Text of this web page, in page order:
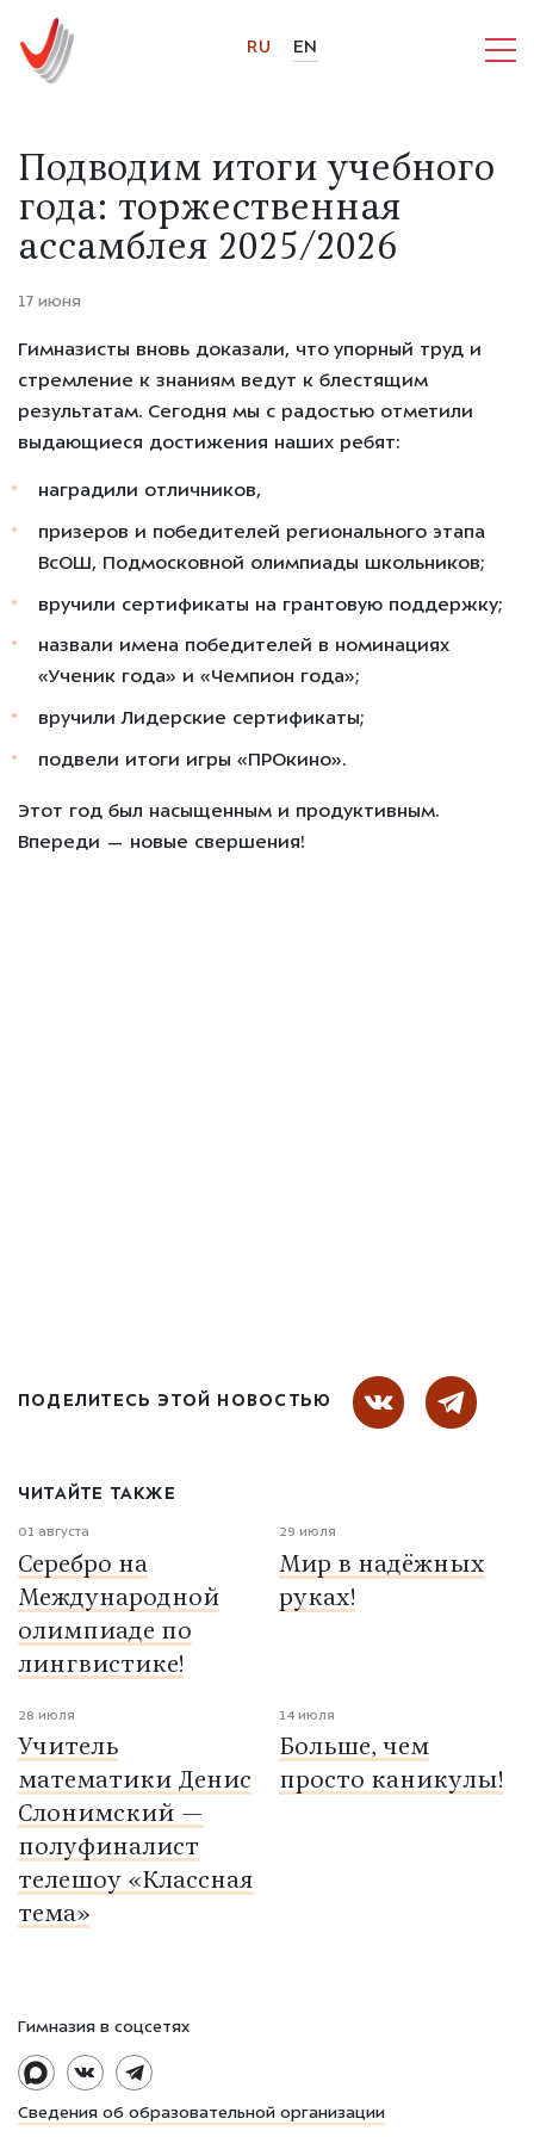
RU EN
Подводим итоги учебного
года: торжественная
ассамблея 2025/2026
17 июня
Гимназисты вновь доказали, что упорный труд и
стремление к знаниям ведут к блестящим
результатам. Сегодня мы с радостью отметили
выдающиеся достижения наших ребят:
наградили отличников,
призеров и победителей регионального этапа
ВсОШ, Подмосковной олимпиады школьников;
вручили сертификаты на грантовую поддержку;
назвали имена победителей в номинациях
«Ученик года» и «Чемпион года»;
вручили Лидерские сертификаты;
подвели итоги игры «ПРОкино».
Этот год был насыщенным и продуктивным.
Впереди — новые свершения!
ПОДЕЛИТЕСЬ ЭТОЙ НОВОСТЬЮ
ЧИТАЙТЕ ТАКЖЕ
01 августа
Серебро на
Международной
олимпиаде по
лингвистике!
29 июля
Мир в надёжных
руках!
28 июля
Учитель
математики Денис
Слонимский —
полуфиналист
телешоу «Классная
тема»
14 июля
Больше, чем
просто каникулы!
Сведения об образовательной организации
Гимназия в соцсетях